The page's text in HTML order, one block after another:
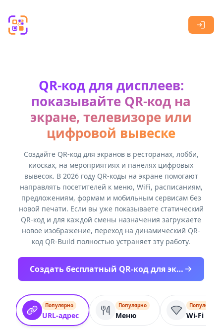
QR-код для дисплеев:
показывайте QR-код на
экране, телевизоре или
цифровой вывеске
Создайте QR-код для экранов в ресторанах, лобби,
киосках, на мероприятиях и панелях цифровых
вывесок. В 2026 году QR-коды на экране помогают
направлять посетителей к меню, WiFi, расписаниям,
предложениям, формам и мобильным сервисам без
новой печати. Если вы уже показываете статический
QR-код и для каждой смены назначения загружаете
новое изображение, переход на динамический QR-
код QR-Build полностью устраняет эту работу.
Создать бесплатный QR-код для экрана
Популярно
URL-адрес
Популярно
Меню
Популярно
Wi-Fi